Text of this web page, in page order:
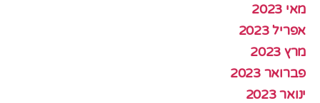
מאי 2023
אפריל 2023
מרץ 2023
פברואר 2023
ינואר 2023